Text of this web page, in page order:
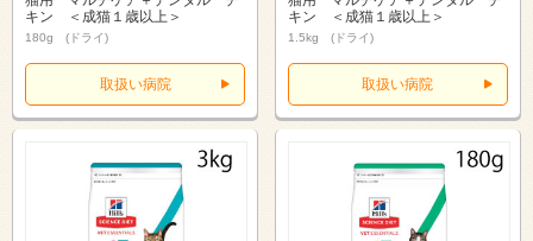
キン ＜成猫１歳以上＞
180g (ドライ)
取扱い病院
キン ＜成猫１歳以上＞
1.5kg (ドライ)
取扱い病院